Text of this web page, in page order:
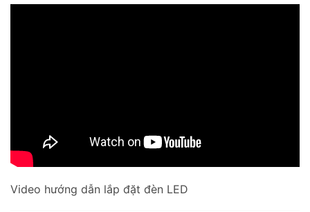
Video hướng dẫn lắp đặt đèn LED